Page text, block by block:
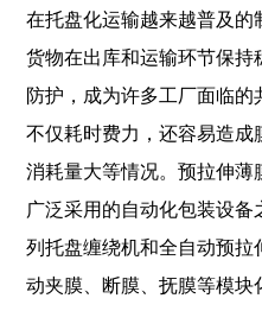
在托盘化运输越来越普及
货物在出库和运输环节保持
防护，成为许多工厂面临
不仅耗时费力，还容易造
消耗量大等情况。预拉伸薄
广泛采用的自动化包装设备
列托盘缠绕机和全自动预拉
动夹膜、断膜、抚膜等模